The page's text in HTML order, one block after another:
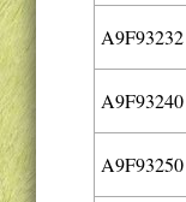
A9F93232
A9F93240
A9F93250